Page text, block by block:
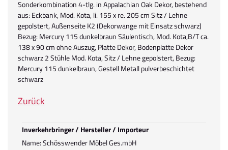
Sonderkombination 4-tlg. in Appalachian Oak Dekor, bestehend
aus: Eckbank, Mod. Kota, li. 155 x re. 205 cm Sitz / Lehne
gepolstert, Außenseite K2 (Dekorwange mit Einsatz schwarz)
Bezug: Mercury 115 dunkelbraun Säulentisch, Mod. Kota,B/T ca.
138 x 90 cm ohne Auszug, Platte Dekor, Bodenplatte Dekor
schwarz 2 Stühle Mod. Kota, Sitz / Lehne gepolstert, Bezug:
Mercury 115 dunkelbraun, Gestell Metall pulverbeschichtet
schwarz
Zurück
Inverkehrbringer / Hersteller / Importeur
Name: Schösswender Möbel Ges.mbH